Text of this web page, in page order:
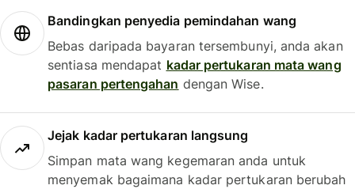
Bandingkan penyedia pemindahan wang
Bebas daripada bayaran tersembunyi, anda akan
sentiasa mendapat kadar pertukaran mata wang
pasaran pertengahan dengan Wise.
Jejak kadar pertukaran langsung
Simpan mata wang kegemaran anda untuk
menyemak bagaimana kadar pertukaran berubah